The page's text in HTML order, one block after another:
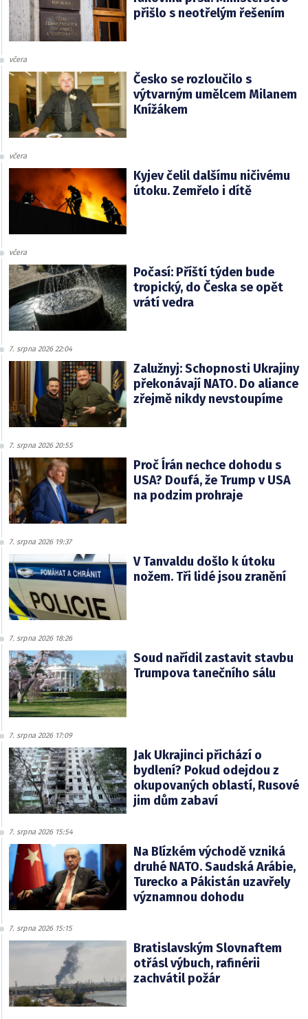
přišlo s neotřelým řešením
včera
Česko se rozloučilo s
výtvarným umělcem Milanem
Knížákem
včera
Kyjev čelil dalšímu ničivému
útoku. Zemřelo i dítě
včera
Počasí: Příští týden bude
tropický, do Česka se opět
vrátí vedra
7. srpna 2026 22:04
Zalužnyj: Schopnosti Ukrajiny
překonávají NATO. Do aliance
zřejmě nikdy nevstoupíme
7. srpna 2026 20:55
Proč Írán nechce dohodu s
USA? Doufá, že Trump v USA
na podzim prohraje
7. srpna 2026 19:37
V Tanvaldu došlo k útoku
nožem. Tři lidé jsou zranění
7. srpna 2026 18:26
Soud nařídil zastavit stavbu
Trumpova tanečního sálu
7. srpna 2026 17:09
Jak Ukrajinci přichází o
bydlení? Pokud odejdou z
okupovaných oblastí, Rusové
jim dům zabaví
7. srpna 2026 15:54
Na Blízkém východě vzniká
druhé NATO. Saudská Arábie,
Turecko a Pákistán uzavřely
významnou dohodu
7. srpna 2026 15:15
Bratislavským Slovnaftem
otřásl výbuch, rafinérii
zachvátil požár